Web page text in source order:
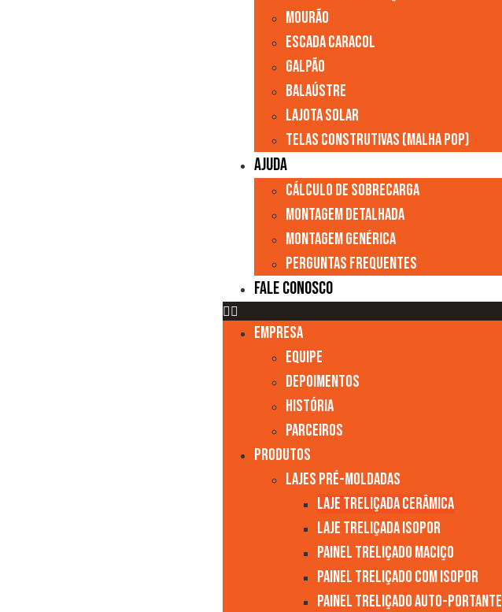
Mourão
Escada Caracol
Galpão
Balaústre
Lajota Solar
Telas Construtivas (Malha POP)
AJUDA
Cálculo de sobrecarga
Montagem Detalhada
Montagem Genérica
Perguntas Frequentes
FALE CONOSCO
EMPRESA
Equipe
Depoimentos
História
Parceiros
Produtos
Lajes Pré-moldadas
Laje Treliçada Cerâmica
Laje Treliçada Isopor
Painel Treliçado Maciço
Painel Treliçado com Isopor
Painel Treliçado Auto-Portante